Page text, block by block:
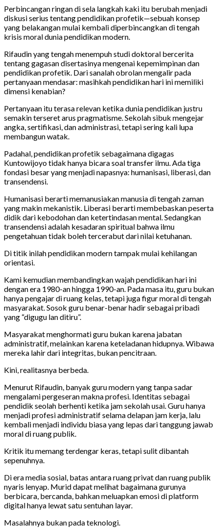
Perbincangan ringan di sela langkah kaki itu berubah menjadi
diskusi serius tentang pendidikan profetik—sebuah konsep
yang belakangan mulai kembali diperbincangkan di tengah
krisis moral dunia pendidikan modern.
Rifaudin yang tengah menempuh studi doktoral bercerita
tentang gagasan disertasinya mengenai kepemimpinan dan
pendidikan profetik. Dari sanalah obrolan mengalir pada
pertanyaan mendasar: masihkah pendidikan hari ini memiliki
dimensi kenabian?
Pertanyaan itu terasa relevan ketika dunia pendidikan justru
semakin terseret arus pragmatisme. Sekolah sibuk mengejar
angka, sertifikasi, dan administrasi, tetapi sering kali lupa
membangun watak.
Padahal, pendidikan profetik sebagaimana digagas
Kuntowijoyo tidak hanya bicara soal transfer ilmu. Ada tiga
fondasi besar yang menjadi napasnya: humanisasi, liberasi, dan
transendensi.
Humanisasi berarti memanusiakan manusia di tengah zaman
yang makin mekanistik. Liberasi berarti membebaskan peserta
didik dari kebodohan dan ketertindasan mental. Sedangkan
transendensi adalah kesadaran spiritual bahwa ilmu
pengetahuan tidak boleh tercerabut dari nilai ketuhanan.
Di titik inilah pendidikan modern tampak mulai kehilangan
orientasi.
Kami kemudian membandingkan wajah pendidikan hari ini
dengan era 1980-an hingga 1990-an. Pada masa itu, guru bukan
hanya pengajar di ruang kelas, tetapi juga figur moral di tengah
masyarakat. Sosok guru benar-benar hadir sebagai pribadi
yang “digugu lan ditiru”.
Masyarakat menghormati guru bukan karena jabatan
administratif, melainkan karena keteladanan hidupnya. Wibawa
mereka lahir dari integritas, bukan pencitraan.
Kini, realitasnya berbeda.
Menurut Rifaudin, banyak guru modern yang tanpa sadar
mengalami pergeseran makna profesi. Identitas sebagai
pendidik seolah berhenti ketika jam sekolah usai. Guru hanya
menjadi profesi administratif selama delapan jam kerja, lalu
kembali menjadi individu biasa yang lepas dari tanggung jawab
moral di ruang publik.
Kritik itu memang terdengar keras, tetapi sulit dibantah
sepenuhnya.
Di era media sosial, batas antara ruang privat dan ruang publik
nyaris lenyap. Murid dapat melihat bagaimana gurunya
berbicara, bercanda, bahkan meluapkan emosi di platform
digital hanya lewat satu sentuhan layar.
Masalahnya bukan pada teknologi.